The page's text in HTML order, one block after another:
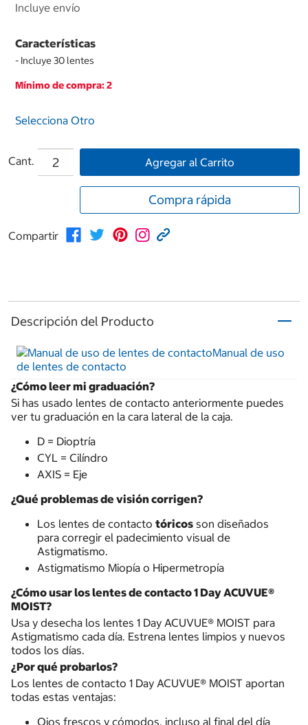
Incluye envío
Características
- Incluye 30 lentes
Mínimo de compra: 2
Selecciona Otro
Cant. Agregar al Carrito
Compra rápida
Compartir
Descripción del Producto
Manual de uso
de lentes de contacto
¿Cómo leer mi graduación?
Si has usado lentes de contacto anteriormente puedes
ver tu graduación en la cara lateral de la caja.
D = Dioptría
CYL = Cilíndro
AXIS = Eje
¿Qué problemas de visión corrigen?
Los lentes de contacto tóricosson diseñados
para corregir el padecimiento visual de
Astigmatismo.
Astigmatismo Miopía o Hipermetropía
¿Cómo usar los lentes de contacto 1 Day ACUVUE®
MOIST?
Usa y desecha los lentes 1 Day ACUVUE® MOIST para
Astigmatismo cada día. Estrena lentes limpios y nuevos
todos los días.
¿Por qué probarlos?
Los lentes de contacto 1 Day ACUVUE® MOIST aportan
todas estas ventajas:
Ojos frescos y cómodos, incluso al final del día